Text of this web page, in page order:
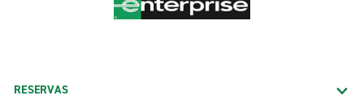
RESERVAS